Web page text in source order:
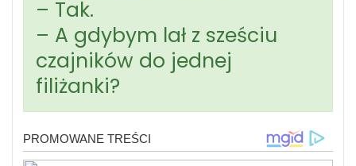
– Tak.
– A gdybym lał z sześciu
czajników do jednej
filiżanki?